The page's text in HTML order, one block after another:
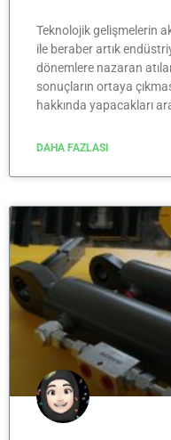
Teknolojik gelişmelerin
ile beraber artık
dönemlere nazaran
sonuçların ortaya
hakkında yapacakları
DAHA FAZLASI